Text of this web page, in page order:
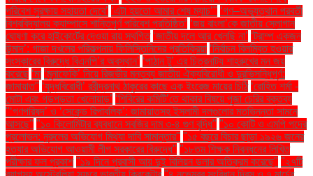
পরিবেশ সুরক্ষায় সহায়তা দেবে’ ‘এটা হয়তো আমার শেষ ম্যাচ’" ‘গণ–অভ্যুত্থান পরবর্তী
বিশ্ববিদ্যালয় ক্যাম্পাসে শান্তিপূর্ণ পরিবেশ প্রতিষ্ঠিত’ ‘জয় বাংলা’কে জাতীয় স্লোগান
ঘোষণা করে হাইকোর্টের দেওয়া রায় স্থগিত ‘জাতীয় দলে আর খেলছি না’ ‘ট্রাম্প একজন
উন্মাদ’: গাজা দখলের পরিকল্পনায় ফিলিস্তিনিদের প্রতিক্রিয়া ‘নির্বাচন বিলম্বিত হওয়ার
সংস্কারের বিরুদ্ধে বিএনপি’র অবস্থান’ ‘পাঠান টু’ এর চিত্রনাট্য শাহরুখের মন জয়
করেছে ‘মা ‘মুনাফেকি’ নিয়ে রিজভীর মন্তব্য জাতীয় ঐক্যবিরোধী ও দুরভিসন্ধিপূর্ণ:
জামায়াত" ‘যুদ্ধবিরোধী’ রবীন্দ্রনাথ ঠাকুরের কাছে এক ইংরেজ মায়ের চিঠি ‘রোহিত শর্মা -
মোটা এবং গড়পড়তা খেলোয়াড়’ ‘শিবিরের কমিটি’তে থাকার বিষয়ে পূজা চেরির বক্তব্য
"‘গণপরিষদ’ ও ‘সেকেন্ড রিপাবলিক’: জামায়াতসহ ইসলামী দলগুলোর মতভিন্নতা সামনে
আসছে" "১০ কিলোমিটার ব্যবধানে সবজির দাম ৩-৪ গুণ বৃদ্ধি" "১০ কোটি ও এমপি পদের
প্রলোভন: নুরুলের অভিযোগ মিথ্যা দাবি সামান্তার" "১৫ বছরে বিচার ছাড়া ১৯২৬ জনের
হত্যার অভিযোগ আওয়ামী লীগ সরকারের বিরুদ্ধে" "১৮তম শিক্ষক নিবন্ধনের লিখিত
পরীক্ষার ফল প্রকাশ "১৯ দিনে প্রবাসী আয় দুই বিলিয়ন ডলার অতিক্রম করেছে" "২৭টি